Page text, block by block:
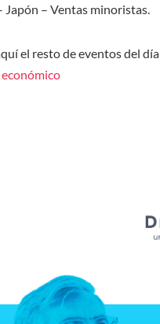
Japón – Ventas minoristas.
el resto de eventos del día